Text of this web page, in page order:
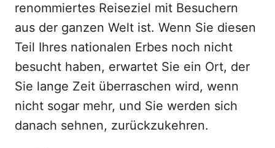
renommiertes Reiseziel mit Besuchern
aus der ganzen Welt ist. Wenn Sie diesen
Teil Ihres nationalen Erbes noch nicht
besucht haben, erwartet Sie ein Ort, der
Sie lange Zeit überraschen wird, wenn
nicht sogar mehr, und Sie werden sich
danach sehnen, zurückzukehren.